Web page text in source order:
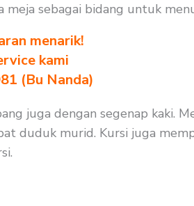
sebagai bidang untuk
menarik!
kami
(Bu Nanda)
juga dengan segenap kaki.
duduk murid. Kursi juga